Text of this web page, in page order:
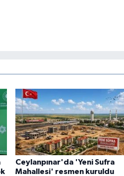
Ceylanpınar'da 'Yeni Sufra
Mahallesi' resmen kuruldu